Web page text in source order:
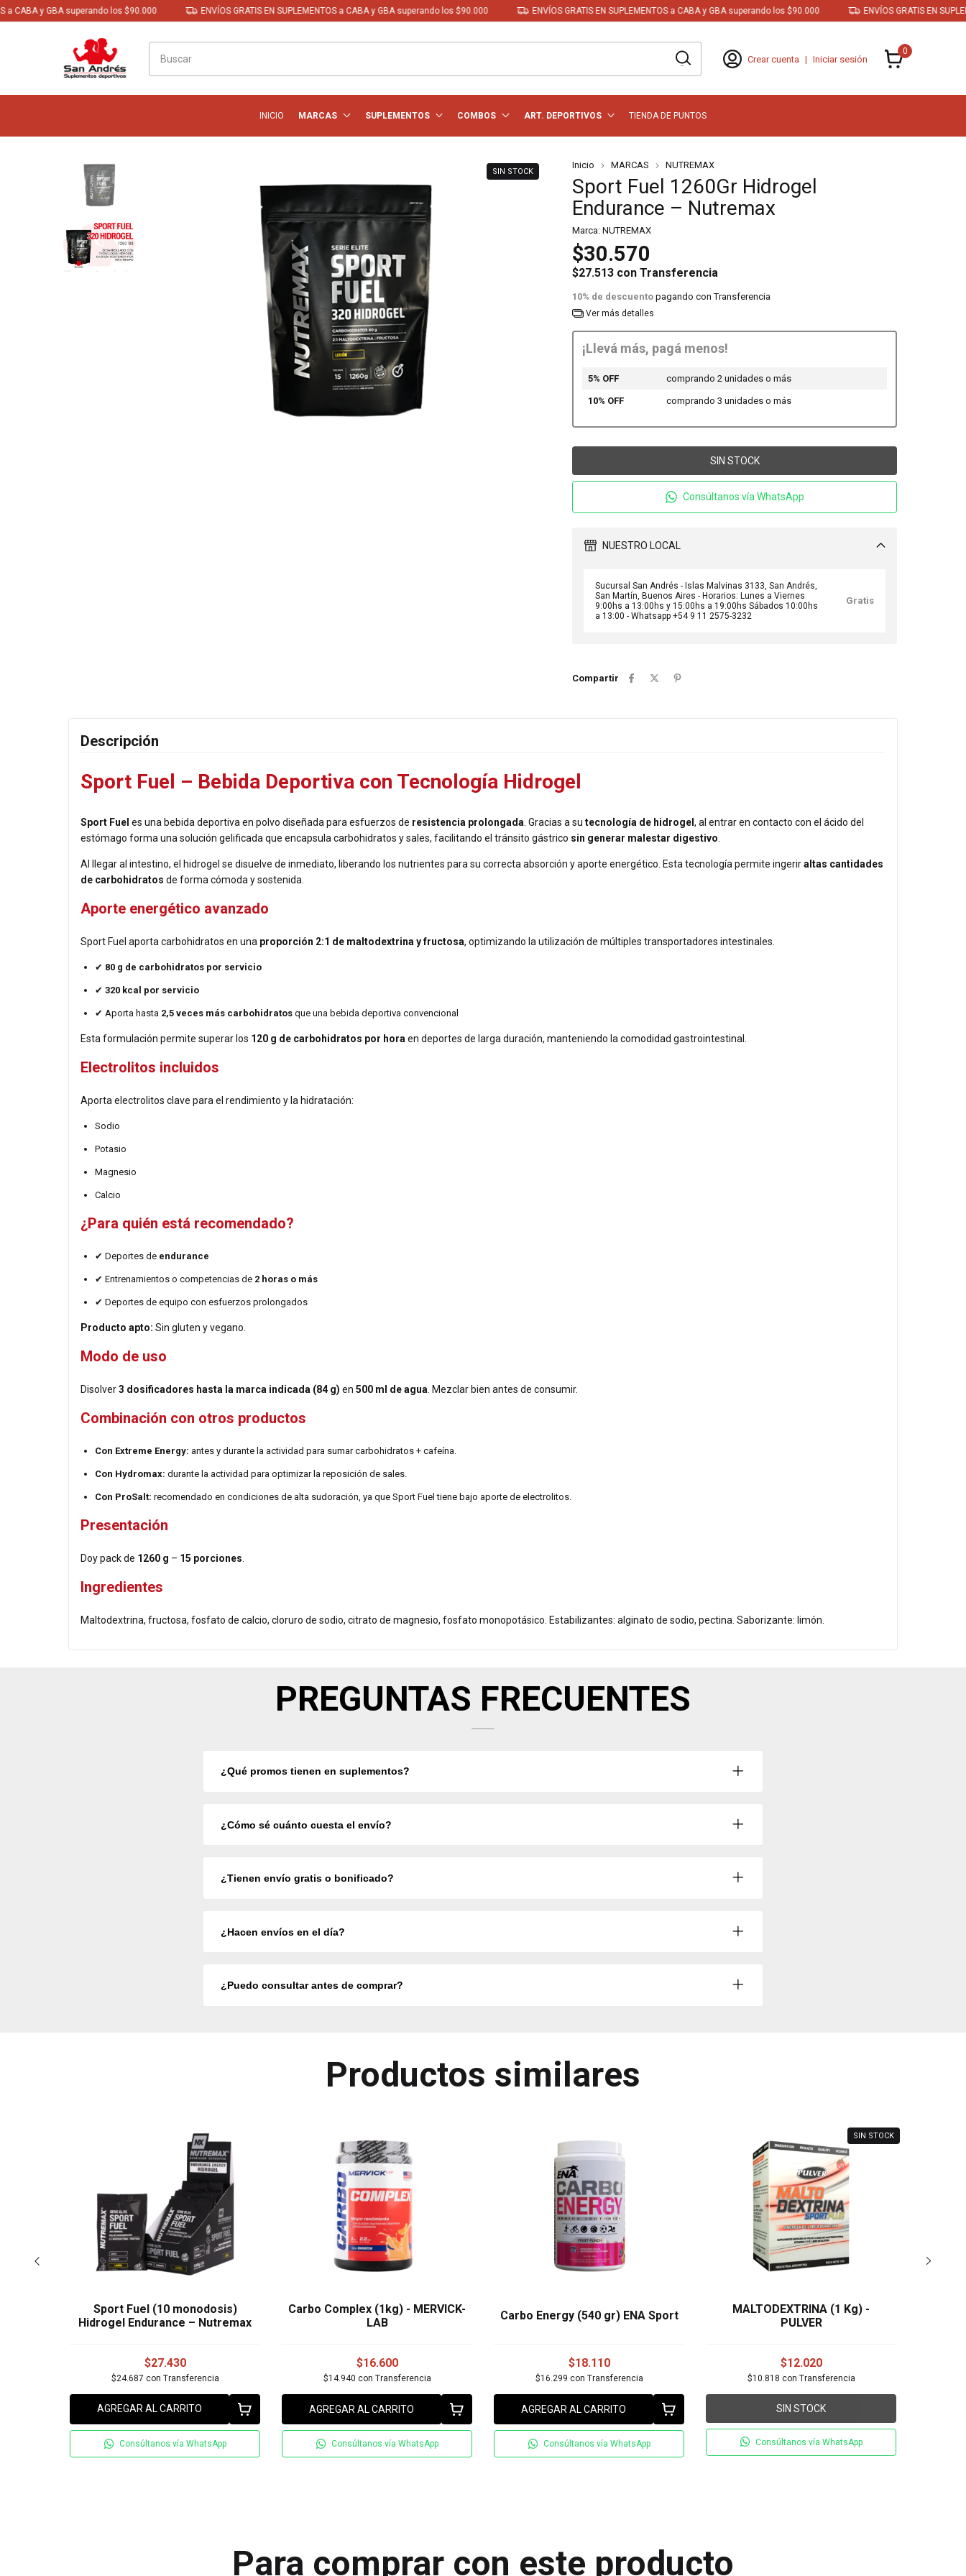
y GBA superando los $90.000 ENVÍOS GRATIS EN SUPLEMENTOS a CABA y GBA superando los $90.000 ENVÍOS GRATIS EN SUPLEMENTOS a CABA y GBA superando los $90.000 ENVÍOS GRATIS EN
Crear cuenta | Iniciar sesión
0
INICIO MARCAS SUPLEMENTOS COMBOS ART. DEPORTIVOS TIENDA DE PUNTOS
SIN STOCK
Inicio MARCAS NUTREMAX
Sport Fuel 1260Gr Hidrogel
Endurance – Nutremax
Marca: NUTREMAX
$30.570
$27.513 con Transferencia
10% de descuento pagando con Transferencia
Ver más detalles
¡Llevá más, pagá menos!
5% OFF comprando 2 unidades o más
10% OFF comprando 3 unidades o más
Consúltanos vía WhatsApp
NUESTRO LOCAL
Sucursal San Andrés - Islas Malvinas 3133, San Andrés,
San Martín, Buenos Aires - Horarios: Lunes a Viernes
9:00hs a 13:00hs y 15:00hs a 19:00hs Sábados 10:00hs
a 13:00 - Whatsapp +54 9 11 2575-3232
Gratis
Compartir
Descripción
Sport Fuel – Bebida Deportiva con Tecnología Hidrogel
Sport Fuel es una bebida deportiva en polvo diseñada para esfuerzos de resistencia prolongada . Gracias a su tecnología de hidrogel, al entrar en contacto con el ácido del
estómago forma una solución gelificada que encapsula carbohidratos y sales, facilitando el tránsito gástrico sin generar malestar digestivo
Al llegar al intestino, el hidrogel se disuelve de inmediato, liberando los nutrientes para su correcta absorción y aporte energético. Esta tecnología permite ingeriraltas cantidades
de carbohidratos de forma cómoda y sostenida.
Aporte energético avanzado
Sport Fuel aporta carbohidratos en una proporción 2:1 de maltodextrina y fructosa, optimizando la utilización de múltiples transportadores intestinales.
✔ 80 g de carbohidratos por servicio
✔ 320 kcal por servicio
✔ Aporta hasta 2,5 veces más carbohidratos que una bebida deportiva convencional
Esta formulación permite superar los 120 g de carbohidratos por hora en deportes de larga duración, manteniendo la comodidad gastrointestinal.
Electrolitos incluidos
Aporta electrolitos clave para el rendimiento y la hidratación:
Sodio
Potasio
Magnesio
Calcio
¿Para quién está recomendado?
✔ Deportes de endurance
✔ Entrenamientos o competencias de 2 horas o más
✔ Deportes de equipo con esfuerzos prolongados
Producto apto: Sin gluten y vegano.
Modo de uso
Disolver3 dosificadores hasta la marca indicada (84 g) en 500 ml de agua . Mezclar bien antes de consumir.
Combinación con otros productos
Con Extreme Energy: antes y durante la actividad para sumar carbohidratos + cafeína.
Con Hydromax: durante la actividad para optimizar la reposición de sales.
Con ProSalt: recomendado en condiciones de alta sudoración, ya que Sport Fuel tiene bajo aporte de electrolitos.
Presentación
Doy pack de 1260 g – 15 porciones
Ingredientes
Maltodextrina, fructosa, fosfato de calcio, cloruro de sodio, citrato de magnesio, fosfato monopotásico. Estabilizantes: alginato de sodio, pectina. Saborizante: limón.
PREGUNTAS FRECUENTES
¿Qué promos tienen en suplementos?
¿Cómo sé cuánto cuesta el envío?
¿Tienen envío gratis o bonificado?
¿Hacen envíos en el día?
¿Puedo consultar antes de comprar?
Productos similares
Sport Fuel (10 monodosis)
Hidrogel Endurance – Nutremax
$27.430
$24.687 con Transferencia
AGREGAR AL CARRITO
Consúltanos vía WhatsApp
Carbo Complex (1kg) - MERVICK-
LAB
$16.600
$14.940 con Transferencia
AGREGAR AL CARRITO
Consúltanos vía WhatsApp
Carbo Energy (540 gr) ENA Sport
$18.110
$16.299 con Transferencia
AGREGAR AL CARRITO
Consúltanos vía WhatsApp
SIN STOCK
MALTODEXTRINA (1 Kg) -
PULVER
$12.020
$10.818 con Transferencia
SIN STOCK
Consúltanos vía WhatsApp
Para comprar con este producto